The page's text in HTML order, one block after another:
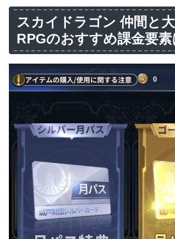
スカイドラゴン 仲間と
RPGのおすすめ課金要素